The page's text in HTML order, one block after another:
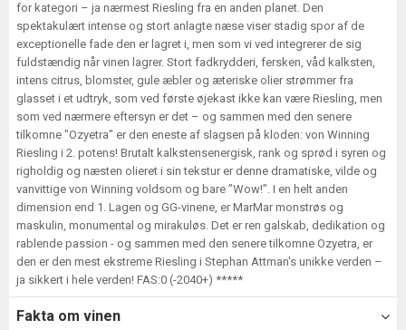
for kategori – ja nærmest Riesling fra en anden planet. Den
spektakulært intense og stort anlagte næse viser stadig spor af de
exceptionelle fade den er lagret i, men som vi ved integrerer de sig
fuldstændig når vinen lagrer. Stort fadkrydderi, fersken, våd kalksten,
intens citrus, blomster, gule æbler og æteriske olier strømmer fra
glasset i et udtryk, som ved første øjekast ikke kan være Riesling, men
som ved nærmere eftersyn er det – og sammen med den senere
tilkomne "Ozyetra" er den eneste af slagsen på kloden: von Winning
Riesling i 2. potens! Brutalt kalkstensenergisk, rank og sprød i syren og
righoldig og næsten olieret i sin tekstur er denne dramatiske, vilde og
vanvittige von Winning voldsom og bare ”Wow!”. I en helt anden
dimension end 1. Lagen og GG-vinene, er MarMar monstrøs og
maskulin, monumental og mirakuløs. Det er ren galskab, dedikation og
rablende passion - og sammen med den senere tilkomne Ozyetra, er
den er den mest ekstreme Riesling i Stephan Attman's unikke verden –
ja sikkert i hele verden! FAS:0 (-2040+) *****
Fakta om vinen